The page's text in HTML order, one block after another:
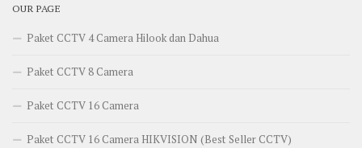
OUR PAGE
Paket CCTV 4 Camera Hilook dan Dahua
Paket CCTV 8 Camera
Paket CCTV 16 Camera
Paket CCTV 16 Camera HIKVISION (Best Seller CCTV)